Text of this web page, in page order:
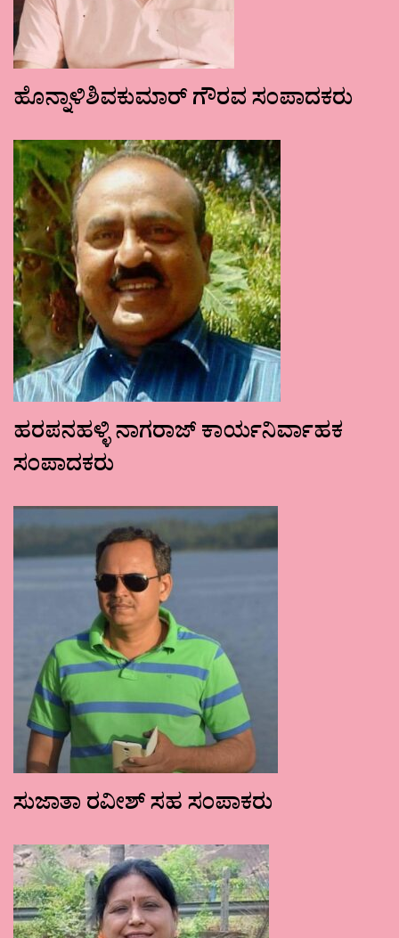
ಹೊನ್ನಾಳಿಶಿವಕುಮಾರ್ ಗೌರವ ಸಂಪಾದಕರು
ಹರಪನಹಳ್ಳಿ ನಾಗರಾಜ್ ಕಾರ್ಯನಿರ್ವಾಹಕ
ಸಂಪಾದಕರು
ಸುಜಾತಾ ರವೀಶ್ ಸಹ ಸಂಪಾಕರು